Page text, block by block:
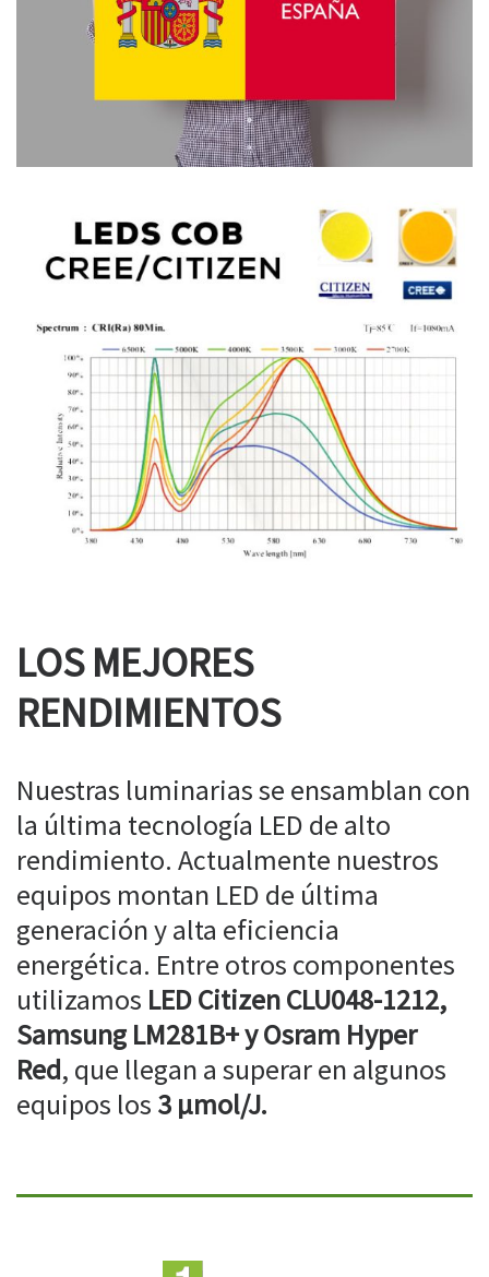
LOS MEJORES
RENDIMIENTOS
Nuestras luminarias se ensamblan con
la última tecnología LED de alto
rendimiento. Actualmente nuestros
equipos montan LED de última
generación y alta eficiencia
energética. Entre otros componentes
utilizamos LED Citizen CLU048-1212,
Samsung LM281B+ y Osram Hyper
Red, que llegan a superar en algunos
equipos los 3 µmol/J.